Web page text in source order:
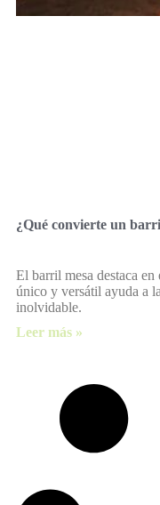
¿Qué convierte un
El barril mesa destaca
único y versátil ayuda a
inolvidable.
Leer más »